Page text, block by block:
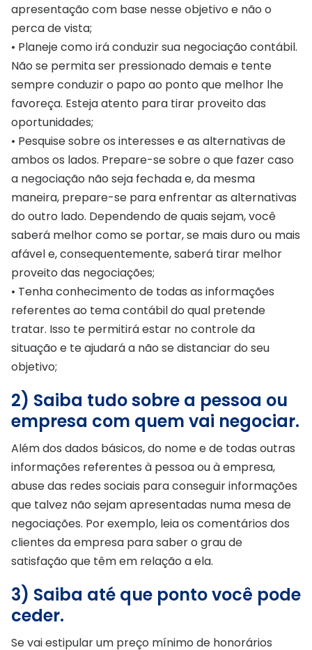
apresentação com base nesse objetivo e não o
perca de vista;
• Planeje como irá conduzir sua negociação contábil.
Não se permita ser pressionado demais e tente
sempre conduzir o papo ao ponto que melhor lhe
favoreça. Esteja atento para tirar proveito das
oportunidades;
• Pesquise sobre os interesses e as alternativas de
ambos os lados. Prepare-se sobre o que fazer caso
a negociação não seja fechada e, da mesma
maneira, prepare-se para enfrentar as alternativas
do outro lado. Dependendo de quais sejam, você
saberá melhor como se portar, se mais duro ou mais
afável e, consequentemente, saberá tirar melhor
proveito das negociações;
• Tenha conhecimento de todas as informações
referentes ao tema contábil do qual pretende
tratar. Isso te permitirá estar no controle da
situação e te ajudará a não se distanciar do seu
objetivo;
2) Saiba tudo sobre a pessoa ou
empresa com quem vai negociar.
Além dos dados básicos, do nome e de todas outras
informações referentes à pessoa ou à empresa,
abuse das redes sociais para conseguir informações
que talvez não sejam apresentadas numa mesa de
negociações. Por exemplo, leia os comentários dos
clientes da empresa para saber o grau de
satisfação que têm em relação a ela.
3) Saiba até que ponto você pode
ceder.
Se vai estipular um preço mínimo de honorários